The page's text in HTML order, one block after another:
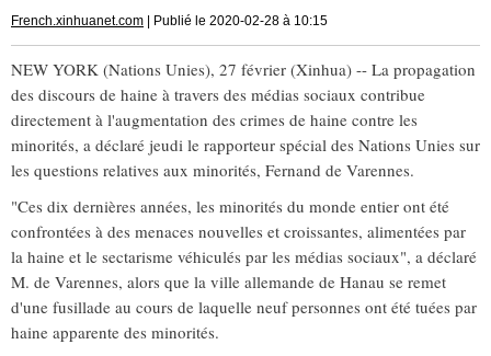
French.xinhuanet.com | Publié le 2020-02-28 à 10:15
NEW YORK (Nations Unies), 27 février (Xinhua) -- La propagation
des discours de haine à travers des médias sociaux contribue
directement à l'augmentation des crimes de haine contre les
minorités, a déclaré jeudi le rapporteur spécial des Nations Unies sur
les questions relatives aux minorités, Fernand de Varennes.
"Ces dix dernières années, les minorités du monde entier ont été
confrontées à des menaces nouvelles et croissantes, alimentées par
la haine et le sectarisme véhiculés par les médias sociaux", a déclaré
M. de Varennes, alors que la ville allemande de Hanau se remet
d'une fusillade au cours de laquelle neuf personnes ont été tuées par
haine apparente des minorités.